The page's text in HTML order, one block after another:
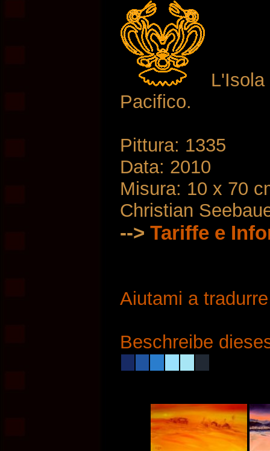
Pacifico.
Pittura: 1335
Data: 2010
Misura: 10 x 70
Christian
--> Tariffe e
Aiutami a
Beschreibe